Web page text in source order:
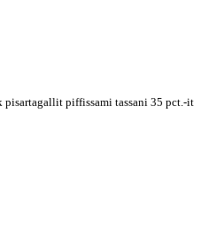
piffissami tassani 35 pct.-it